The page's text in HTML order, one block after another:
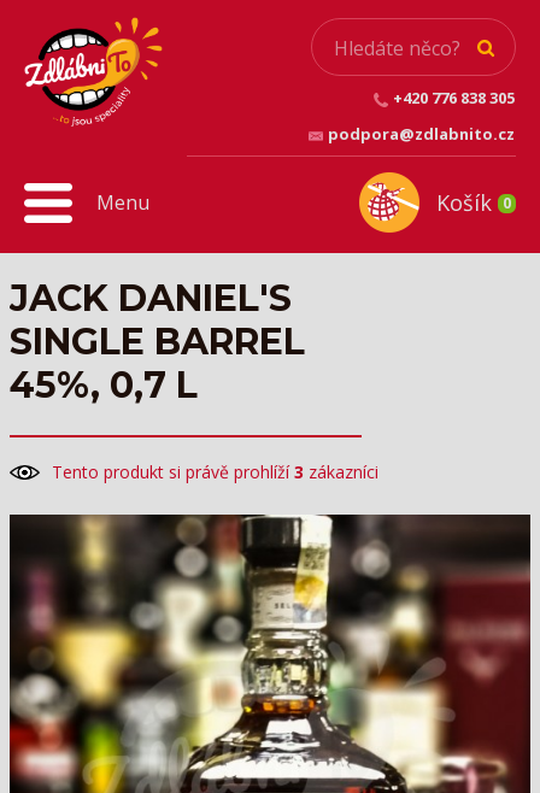
+420 776 838 305
podpora@zdlabnito.cz
Košík 0
Menu
JACK DANIEL'S
SINGLE BARREL
45%, 0,7 L
Tento produkt si právě prohlíží3 zákazníci